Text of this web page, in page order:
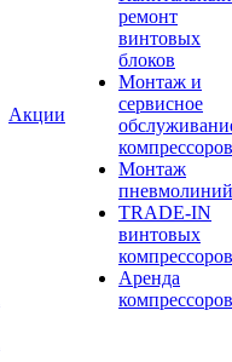
Акции
ремонт
винтовых
блоков
Монтаж и
сервисное
компрессоров
Монтаж
пневмолиний
TRADE-IN
винтовых
компрессоров
Аренда
компрессоров